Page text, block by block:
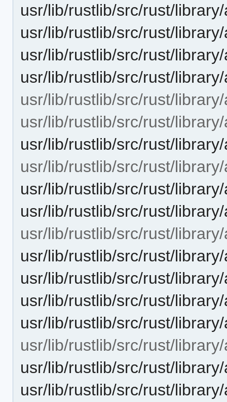
usr/lib/rustlib/src/rust/
usr/lib/rustlib/src/rust/
usr/lib/rustlib/src/rust/
usr/lib/rustlib/src/rust/
usr/lib/rustlib/src/rust/
usr/lib/rustlib/src/rust/
usr/lib/rustlib/src/rust/
usr/lib/rustlib/src/rust/
usr/lib/rustlib/src/rust/
usr/lib/rustlib/src/rust/
usr/lib/rustlib/src/rust/
usr/lib/rustlib/src/rust/
usr/lib/rustlib/src/rust/
usr/lib/rustlib/src/rust/
usr/lib/rustlib/src/rust/
usr/lib/rustlib/src/rust/
usr/lib/rustlib/src/rust/
usr/lib/rustlib/src/rust/